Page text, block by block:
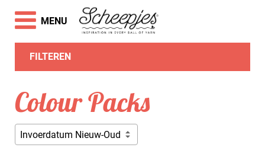
FILTEREN
Colour Packs
Invoerdatum Nieuw-Oud
MENU